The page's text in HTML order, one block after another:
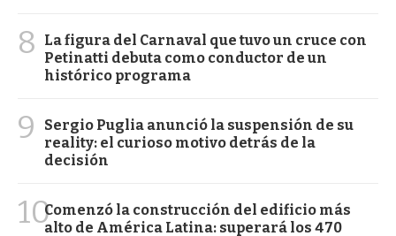
8
La figura del Carnaval que tuvo un cruce con
Petinatti debuta como conductor de un
histórico programa
9
Sergio Puglia anunció la suspensión de su
reality: el curioso motivo detrás de la
decisión
10Comenzó la construcción del edificio más
alto de América Latina: superará los 470